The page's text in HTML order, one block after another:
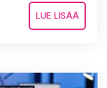
LUE LISÄÄ